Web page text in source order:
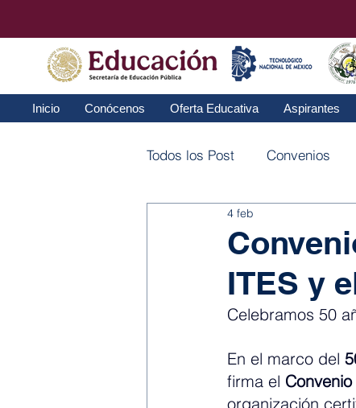
Inicio Conócenos Oferta Educativa Aspirantes
Todos los Post Convenios
ITES y
4 feb
Celebramos 50
En el marco del
firma el
organización